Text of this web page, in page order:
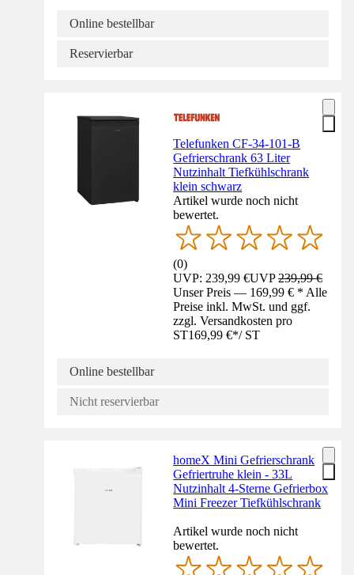
Online bestellbar
Reservierbar
Telefunken CF-34-101-B
Gefrierschrank 63 Liter
Nutzinhalt Tiefkühlschrank
klein schwarz
Artikel wurde noch nicht
bewertet.
(0)
UVP: 239,99 €UVP239,99 €
Unser Preis — 169,99 € * Alle
Preise inkl. MwSt. und ggf.
zzgl. Versandkosten pro
ST169,99 €*/ ST
Online bestellbar
Nicht reservierbar
homeX Mini Gefrierschrank
Gefriertruhe klein - 33L
Nutzinhalt 4-Sterne Gefrierbox
Mini Freezer Tiefkühlschrank
Artikel wurde noch nicht
bewertet.